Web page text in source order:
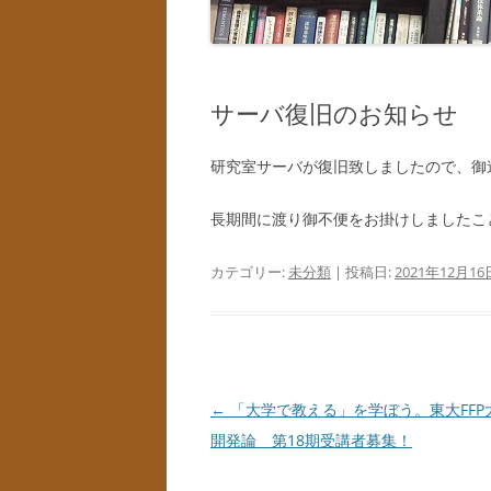
サーバ復旧のお知らせ
研究室サーバが復旧致しましたので、御
長期間に渡り御不便をお掛けしましたこ
カテゴリー:未分類 | 投稿日:2021年12月16
投
稿
←
「大学で教える」を学ぼう。東大
開発論 第18期受講者募集！